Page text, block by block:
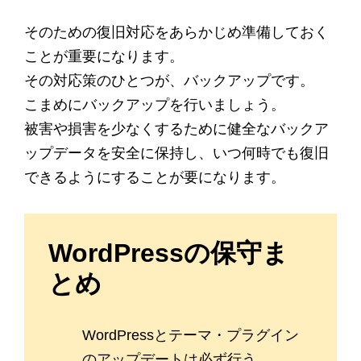
そのための復旧対応をあらかじめ準備しておく
ことが重要になります。
その対応策のひとつが、バックアップです。
こまめにバックアップを行いましょう。
被害や損害を少なくするために健全なバックア
ップデータを安全に保持し、いつ何時でも復旧
できるようにすることが要になります。
WordPressの保守ま
とめ
WordPressとテーマ・プラグイン